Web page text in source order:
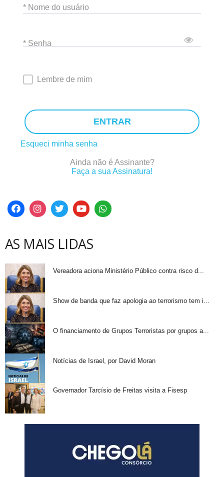
* Nome do usuário
* Senha
Lembre de mim
ENTRAR
Esqueci minha senha
Ainda não é Assinante?
Faça a sua Assinatura!
AS MAIS LIDAS
Vereadora aciona Ministério Público contra risco d...
Show de banda que faz apologia ao terrorismo tem i...
O financiamento de Grupos Terroristas por grupos a...
Notícias de Israel, por David Moran
Governador Tarcísio de Freitas visita a Fisesp